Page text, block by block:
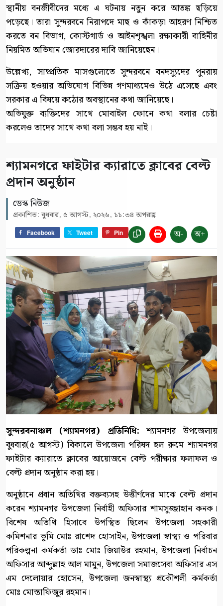
স্থানীয় বনজীবীদের মধ্যে এ ঘটনায় নতুন করে আতঙ্ক ছড়িয়ে
পড়েছে। তারা সুন্দরবনে নিরাপদে মাছ ও কাঁকড়া আহরণ নিশ্চিত
করতে বন বিভাগ, কোস্টগার্ড ও আইনশৃঙ্খলা রক্ষাকারী বাহিনীর
নিয়মিত অভিযান জোরদারের দাবি জানিয়েছেন।
উল্লেখ্য, সাম্প্রতিক মাসগুলোতে সুন্দরবনে বনদস্যুদের পুনরায়
সক্রিয় হওয়ার অভিযোগ বিভিন্ন গণমাধ্যমেও উঠে এসেছে এবং
সরকার এ বিষয়ে কঠোর অবস্থানের কথা জানিয়েছে।
অভিযুক্ত ব্যক্তিদের সাথে মোবাইল ফোনে কথা বলার চেষ্টা
করলেও তাদের সাথে কথা বলা সম্ভব হয় নাই।
শ্যামনগরে ফাইটার ক্যারাতে ক্লাবের বেল্ট
প্রদান অনুষ্ঠান
ডেস্ক নিউজ
প্রকাশিত: বুধবার, ৫ আগস্ট, ২০২৬, ১১:৩৪ অপরাহ্ণ
Facebook Tweet Pin অ- অ+
সুন্দরবনাঞ্চল (শ্যামনগর) প্রতিনিধি: শ্যামনগর উপজেলায়
বুধবার(৫ আগস্ট) বিকালে উপজেলা পরিষদ হল রুমে শ্যামনগর
ফাইটার ক্যারাতে ক্লাবের আয়োজনে বেল্ট পরীক্ষার ফলাফল ও
বেল্ট প্রদান অনুষ্ঠান করা হয়।
অনুষ্ঠানে প্রধান অতিথির বক্তব্যসহ উত্তীর্ণদের মাঝে বেল্ট প্রদান
করেন শ্যামনগর উপজেলা নির্বাহী অফিসার শামসুজ্জাহান কনক।
বিশেষ অতিথি হিসাবে উপস্থিত ছিলেন উপজেলা সহকারী
কমিশনার ভূমি মোঃ রাশেদ হোসাইন, উপজেলা স্বাস্থ্য ও পরিবার
পরিকল্পনা কর্মকর্তা ডাঃ মোঃ জিয়াউর রহমান, উপজেলা নির্বাচন
অফিসার আব্দুল্লাহ আল মামুন, উপজেলা সমাজসেবা অফিসার এস
এম দেলোয়ার হোসেন, উপজেলা জনস্বাস্থ্য প্রকৌশলী কর্মকর্তা
মোঃ মোস্তাফিজুর রহমান।